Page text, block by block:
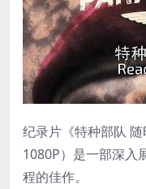
纪录片《特种部队
1080P）是一部深入
程的佳作。